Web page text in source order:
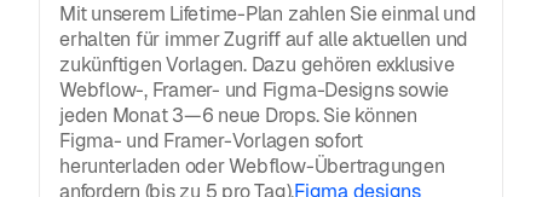
Mit unserem Lifetime-Plan zahlen Sie einmal und
erhalten für immer Zugriff auf alle aktuellen und
zukünftigen Vorlagen. Dazu gehören exklusive
Webflow-, Framer- und Figma-Designs sowie
jeden Monat 3—6 neue Drops. Sie können
Figma- und Framer-Vorlagen sofort
herunterladen oder Webflow-Übertragungen
anfordern (bis zu 5 pro Tag).Figma designs